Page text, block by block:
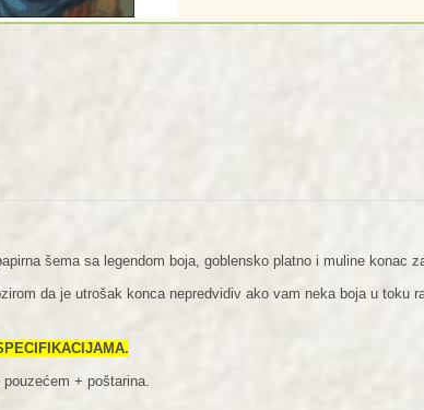
šema sa legendom boja, goblensko platno i muline konac
da je utrošak konca nepredvidiv ako vam neka boja u toku
+ poštarina.